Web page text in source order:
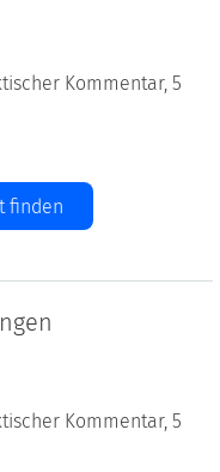
Kommentar, 5
finden
Kommentar, 5